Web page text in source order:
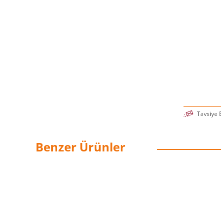
Tavsiye
Benzer Ürünler